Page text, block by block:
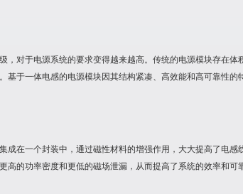
，对于电源系统的要求变得越来越高。传统的电源模块存在
基于一体电感的电源模块因其结构紧凑、高效能和高可靠性的
成在一个封装中，通过磁性材料的增强作用，大大提高了电
高的功率密度和更低的磁场泄漏，从而提高了系统的效率和可